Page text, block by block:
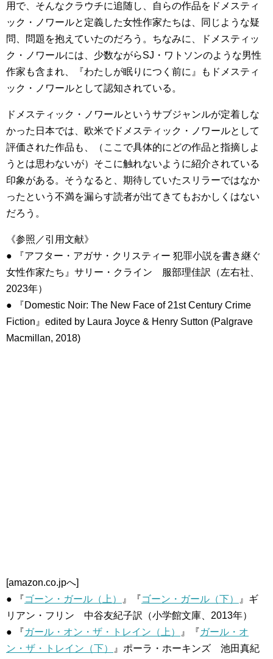
用で、そんなクラウチに追随し、自らの作品をドメスティ
ック・ノワールと定義した女性作家たちは、同じような疑
問、問題を抱えていたのだろう。ちなみに、ドメスティッ
ク・ノワールには、少数ながらSJ・ワトソンのような男性
作家も含まれ、『わたしが眠りにつく前に』もドメスティ
ック・ノワールとして認知されている。
ドメスティック・ノワールというサブジャンルが定着しな
かった日本では、欧米でドメスティック・ノワールとして
評価された作品も、（ここで具体的にどの作品と指摘しよ
うとは思わないが）そこに触れないように紹介されている
印象がある。そうなると、期待していたスリラーではなか
ったという不満を漏らす読者が出てきてもおかしくはない
だろう。
《参照／引用文献》
● 『アフター・アガサ・クリスティー 犯罪小説を書き継ぐ
女性作家たち』サリー・クライン 服部理佳訳（左右社、
2023年）
● 『Domestic Noir: The New Face of 21st Century Crime
Fiction』edited by Laura Joyce & Henry Sutton (Palgrave
Macmillan, 2018)
[amazon.co.jpへ]
● 『ゴーン・ガール（上） 』『ゴーン・ガール（下）
』ギ
リアン・フリン 中谷友紀子訳（小学館文庫、2013年）
● 『ガール・オン・ザ・トレイン（上） 』『ガール・オ
ン・ザ・トレイン（下）
』ポーラ・ホーキンズ 池田真紀